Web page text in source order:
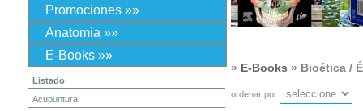
Promociones »»
Anatomia »»
E-Books »»
Listado
Acupuntura
» E-Books » Bioética /
ordenar por